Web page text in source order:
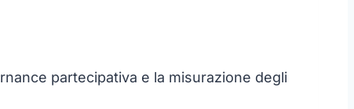
partecipativa e la misurazione degli